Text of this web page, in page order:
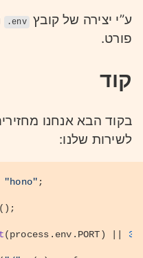
ע”י יצירה של קובץ .env
פורט.
קוד
בקוד הבא אנחנו
לשירות שלנו:
"hono" ;
();
(process. env . PORT) ||